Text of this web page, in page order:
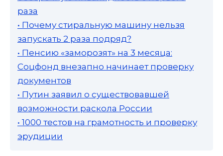
раза
• Почему стиральную машину нельзя
запускать 2 раза подряд?
• Пенсию «заморозят» на 3 месяца:
Соцфонд внезапно начинает проверку
документов
• Путин заявил о существовавшей
возможности раскола России
• 1000 тестов на грамотность и проверку
эрудиции